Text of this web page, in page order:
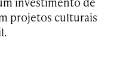
projetos culturais